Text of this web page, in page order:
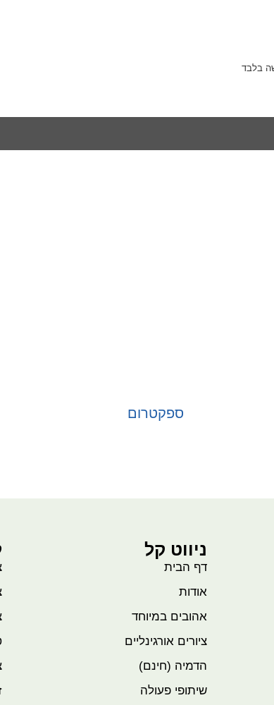
בלבד
ספקטרום
ניווט קל
דף הבית
אודות
אהובים במיוחד
ציורים אורגינליים
הדמיה (חינם)
שיתופי פעולה